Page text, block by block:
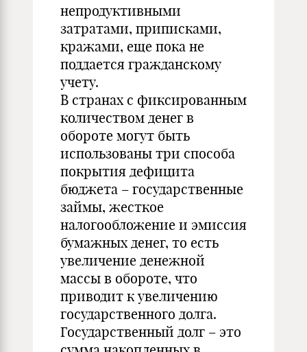
непродуктивными
затратами, приписками,
кражами, еще пока не
поддается гражданскому
учету.
В странах с фиксированным
количеством денег в
обороте могут быть
использованы три способа
покрытия дефицита
бюджета – государственные
займы, жесткое
налогообложение и эмиссия
бумажных денег, то есть
увеличение денежной
массы в обороте, что
приводит к увеличению
государственного долга.
Государственный долг – это